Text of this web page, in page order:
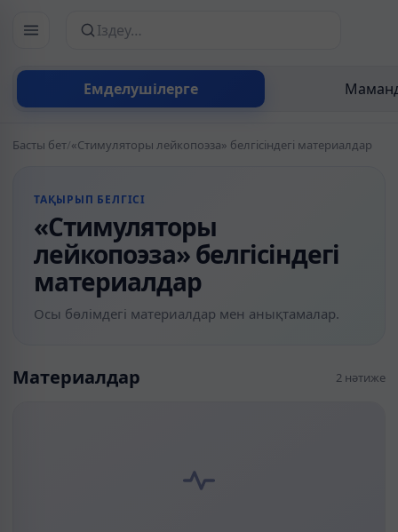
Емделушілерге
Сайттан іздеу
Басты бет/«Стимуляторы лейкопоэза» белгісіндегі материалдар
ТАҚЫРЫП БЕЛГІСІ
«Стимуляторы
лейкопоэза» белгісіндегі
материалдар
Осы бөлімдегі материалдар мен анықтамалар.
Материалдар 2 нәтиже